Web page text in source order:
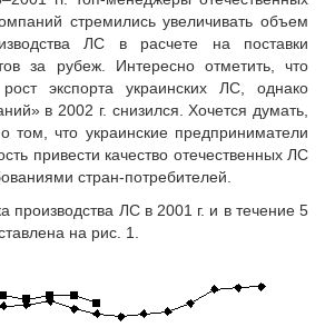
стремились увеличивать объем
ЛС в расчете на поставки
за рубеж. Интересно отметить, что
экспорта украинских ЛС, однако
в 2002 г. снизился. Хочется думать,
о том, что украинские предприниматели
привести качество отечественных ЛС
стран-потребителей.
производства ЛС в 2001 г. и в течение 5
на рис. 1.